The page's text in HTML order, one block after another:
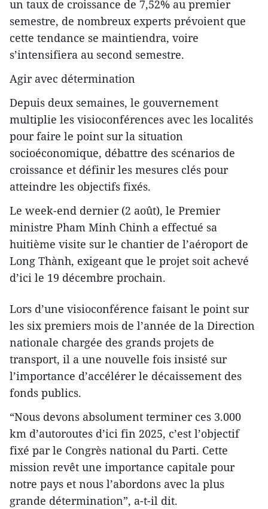
un taux de croissance de 7,52% au premier
semestre, de nombreux experts prévoient que
cette tendance se maintiendra, voire
s’intensifiera au second semestre.
Agir avec détermination
Depuis deux semaines, le gouvernement
multiplie les visioconférences avec les localités
pour faire le point sur la situation
socioéconomique, débattre des scénarios de
croissance et définir les mesures clés pour
atteindre les objectifs fixés.
Le week-end dernier (2 août), le Premier
ministre Pham Minh Chinh a effectué sa
huitième visite sur le chantier de l’aéroport de
Long Thành, exigeant que le projet soit achevé
d’ici le 19 décembre prochain.
Lors d’une visioconférence faisant le point sur
les six premiers mois de l’année de la Direction
nationale chargée des grands projets de
transport, il a une nouvelle fois insisté sur
l’importance d’accélérer le décaissement des
fonds publics.
“Nous devons absolument terminer ces 3.000
km d’autoroutes d’ici fin 2025, c’est l’objectif
fixé par le Congrès national du Parti. Cette
mission revêt une importance capitale pour
notre pays et nous l’abordons avec la plus
grande détermination”, a-t-il dit.